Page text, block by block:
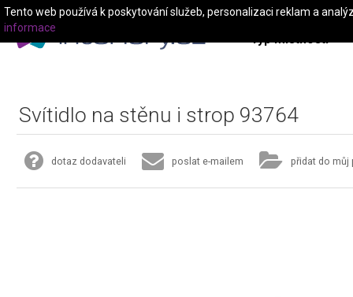
Typ místnosti
Svítidlo na stěnu i strop 93764
dotaz dodavateli poslat e-mailem přidat do můj
Tento web používá k poskytování služeb, personalizaci reklam a
informace